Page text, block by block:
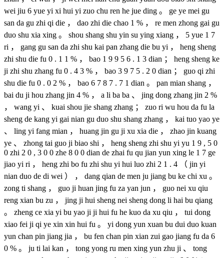
wei jiu 6 yue yi xi hui yi zuo chu ren he jue ding 。 ge ye mei gu
san da gu zhi qi die ， dao zhi die chao 1 % ， re men zhong gai gu
duo shu xia xing 。 shou shang shu yin su ying xiang ， 5 yue 1 7
ri ， gang gu san da zhi shu kai pan zhang die bu yi ， heng sheng
zhi shu die fu 0 . 1 1 % ， bao 1 9 9 5 6 . 1 3 dian ； heng sheng ke
ji zhi shu zhang fu 0 . 4 3 % ， bao 3 9 7 5 . 2 0 dian ； guo qi zhi
shu die fu 0 . 0 2 % ， bao 6 7 8 7 . 7 1 dian 。 pan mian shang ，
bai du ji hou zhang jin 4 % ， a li ba ba 、 jing dong zhang jin 2 %
， wang yi 、 kuai shou jie shang zhang ； zuo ri wu hou da fu la
sheng de kang yi gai nian gu duo shu shang zhang ， kai tuo yao ye
、 ling yi fang mian ， huang jin gu ji xu xia die ， zhao jin kuang
ye 、 zhong tai guo ji biao shi ， heng sheng zhi shu yi yu 1 9 , 5 0
0 zhi 2 0 , 3 0 0 zhe 8 0 0 dian de zhai fu qu jian yun xing le 1 7 ge
jiao yi ri ， heng zhi bo fu zhi shu yi hui luo zhi 2 1 . 4 （ jin yi
nian duo de di wei ） ， dang qian de men ju jiang bu ke chi xu 。
zong ti shang ， guo ji huan jing fu za yan jun ， guo nei xu qiu
reng xian bu zu ， jing ji hui sheng nei sheng dong li hai bu qiang
。 zheng ce xia yi bu yao ji ji hui fu he kuo da xu qiu ， tui dong
xiao fei ji qi ye xin xin hui fu 。 yi dong yun xuan bu dui duo kuan
yun chan pin jiang jia ， bu fen chan pin xian zui gao jiang fu da 6
0 % 。 ju ti lai kan ， tong yong ru men xing yun zhu ji 、 tong